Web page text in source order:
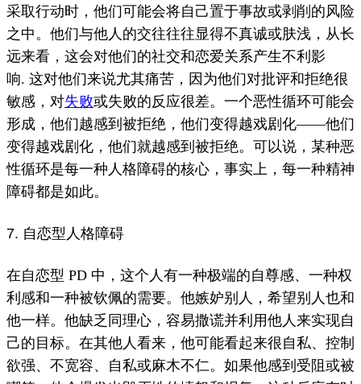
采取行动时，他们可能会将自己置于事故或剥削的风险
之中。 他们与他人的交往往往显得不真诚或肤浅，从长
远来看，这会对他们的社交和恋爱关系产生不利影
响. 这对他们来说尤其痛苦，因为他们对批评和拒绝很
敏感，对失败或失败的反应很差。 一个恶性循环可能会
形成，他们越感到被拒绝，他们变得越戏剧化——他们
变得越戏剧化，他们就越感到被拒绝。 可以说，某种恶
性循环是每一种人格障碍的核心，事实上，每一种精神
障碍都是如此。
7. 自恋型人格障碍
在自恋型 PD 中，这个人有一种极端的自尊感、一种权
利感和一种被钦佩的需要。 他嫉妒别人，希望别人也和
他一样。 他缺乏 同理心 ，容易撒谎并利用他人来实现自
己的目标。 在其他人看来，他可能看起来很自私、控制
欲强、不宽容、自私或麻木不仁。 如果他感到受阻或被